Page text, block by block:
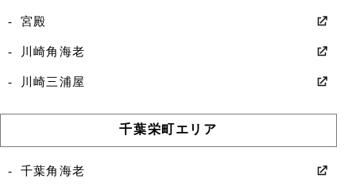
宮殿
川崎角海老
川崎三浦屋
千葉栄町エリア
千葉角海老